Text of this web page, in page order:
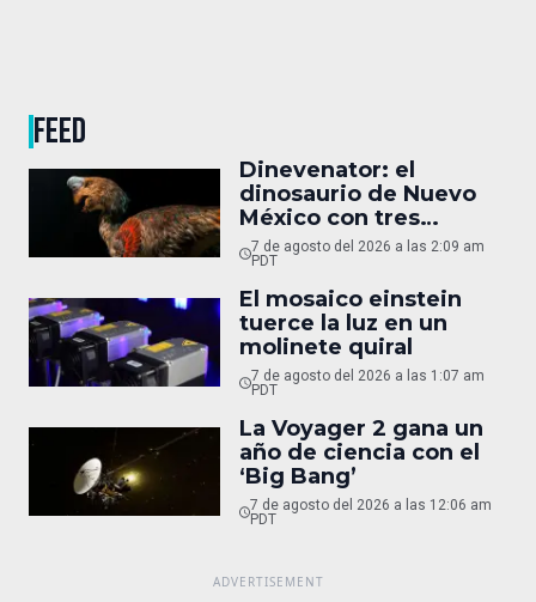
FEED
Dinevenator: el
dinosaurio de Nuevo
México con tres
nombres
7 de agosto del 2026 a las 2:09 am
PDT
El mosaico einstein
tuerce la luz en un
molinete quiral
7 de agosto del 2026 a las 1:07 am
PDT
La Voyager 2 gana un
año de ciencia con el
‘Big Bang’
7 de agosto del 2026 a las 12:06 am
PDT